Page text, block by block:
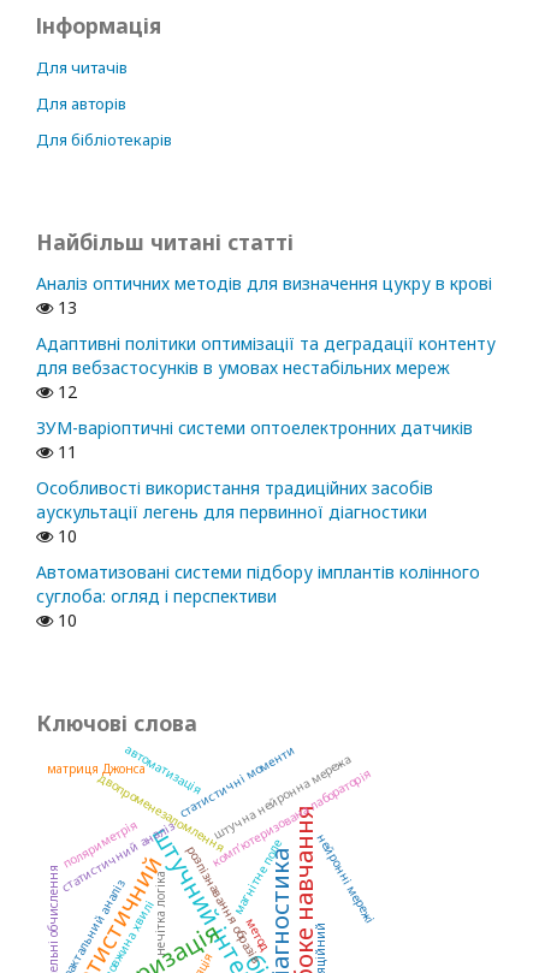
Інформація
Для читачів
Для авторів
Для бібліотекарів
Найбільш читані статті
Аналіз оптичних методів для визначення цукру в крові
13
Адаптивні політики оптимізації та деградації контенту
для вебзастосунків в умовах нестабільних мереж
12
ЗУМ-варіоптичні системи оптоелектронних датчиків
11
Особливості використання традиційних засобів
аускультації легень для первинної діагностики
10
Автоматизовані системи підбору імплантів колінного
суглоба: огляд і перспективи
10
Ключові слова
діагностикаглибоке навчання
штучний інтелект
статистичнийрозпізнавання образів
нечітка логіка
комп’ютеризована лабораторія
двопроменезаломлення
фрактальний аналіз
статистичний аналіз
довжина хвилі метод
статистичні моменти
нейронні мережі
штучна нейронна мережа
автоматизація
паралельні обчислення
поляриметрія
матриця Джонса
магнітне поле